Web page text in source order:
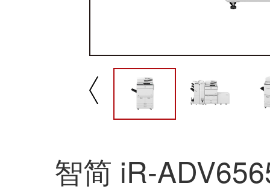
播放/暂停
智简 iR-